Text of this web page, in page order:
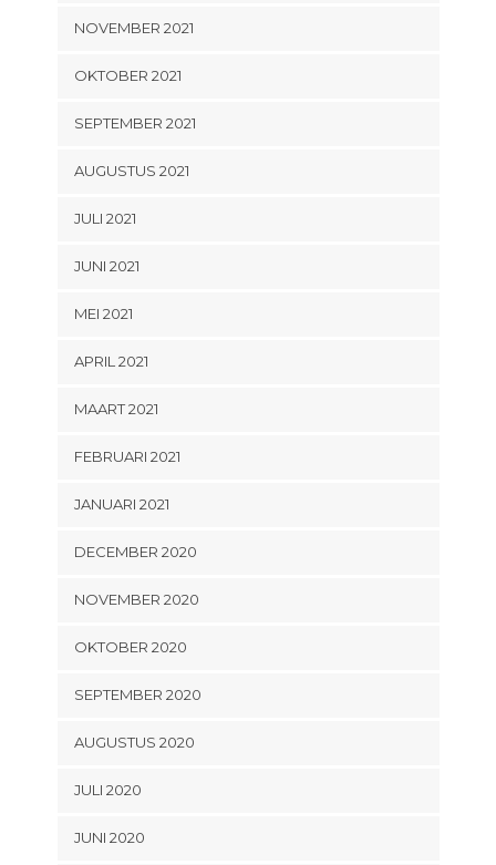
NOVEMBER 2021
OKTOBER 2021
SEPTEMBER 2021
AUGUSTUS 2021
JULI 2021
JUNI 2021
MEI 2021
APRIL 2021
MAART 2021
FEBRUARI 2021
JANUARI 2021
DECEMBER 2020
NOVEMBER 2020
OKTOBER 2020
SEPTEMBER 2020
AUGUSTUS 2020
JULI 2020
JUNI 2020